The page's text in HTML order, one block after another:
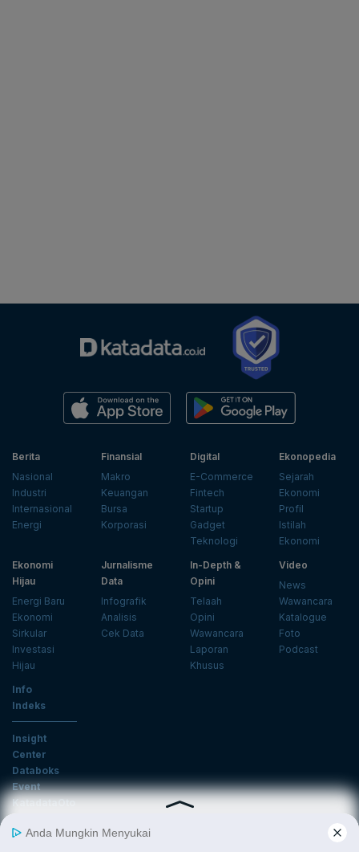
Berita
Nasional
Industri
Internasional
Energi
Finansial
Makro
Keuangan
Bursa
Korporasi
Digital
E-Commerce
Fintech
Startup
Gadget
Teknologi
Ekonopedia
Sejarah
Ekonomi
Profil
Istilah
Ekonomi
Ekonomi
Hijau
Energi Baru
Ekonomi
Sirkular
Investasi
Hijau
Jurnalisme
Data
Infografik
Analisis
Cek Data
In-Depth &
Opini
Telaah
Opini
Wawancara
Laporan
Khusus
Video
News
Wawancara
Katalogue
Foto
Podcast
Info
Indeks
Insight
Center
Databoks
Event
KatadataOto